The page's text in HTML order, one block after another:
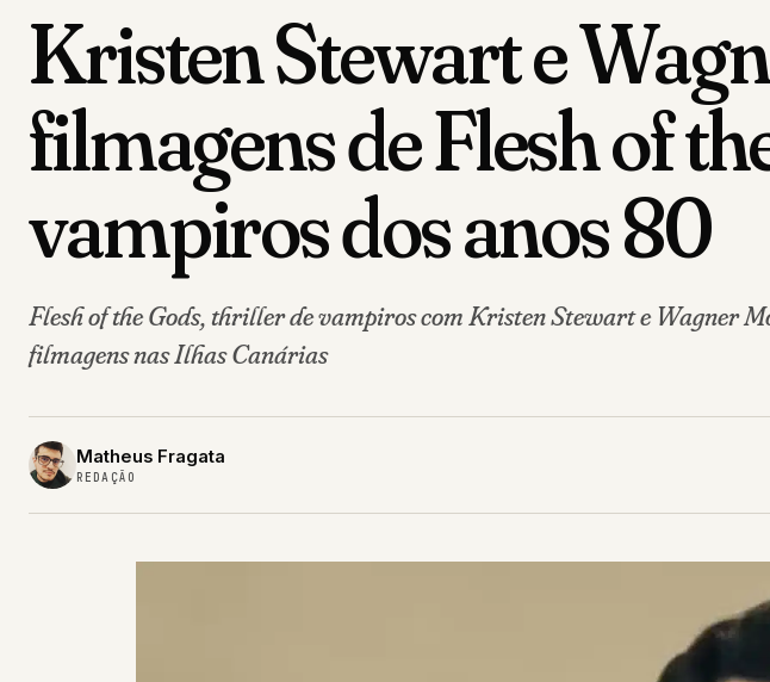
Kristen Stewart e
filmagens de Flesh of
vampiros dos anos 80
Flesh of the Gods, thriller de vampiros com Kristen Stewart e Wagner
filmagens nas Ilhas Canárias
Matheus Fragata
REDAÇÃO